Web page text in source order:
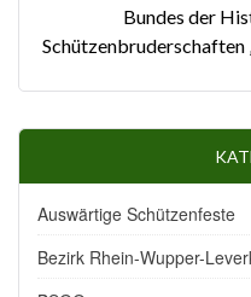
Bundes der
Schützenbruderschaften
Auswärtige Schützenfeste
Bezirk Rhein-Wupper-